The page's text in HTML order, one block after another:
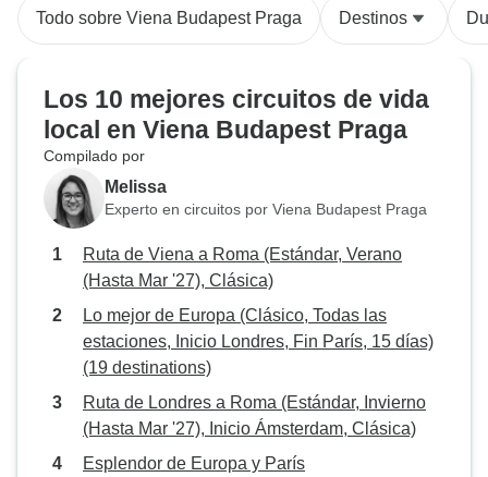
Todo sobre Viena Budapest Praga Destinos
Los 10 mejores circuitos de vida
local en Viena Budapest Praga
Compilado por
Melissa
Experto en circuitos por Viena Budapest Praga
Ruta de Viena a Roma (Estándar, Verano
(Hasta Mar '27), Clásica)
Lo mejor de Europa (Clásico, Todas las
estaciones, Inicio Londres, Fin París, 15 días)
(19 destinations)
Ruta de Londres a Roma (Estándar, Invierno
(Hasta Mar '27), Inicio Ámsterdam, Clásica)
Esplendor de Europa y París